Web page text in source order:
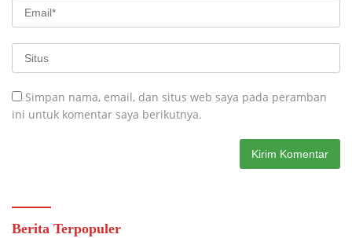
Simpan nama, email, dan situs web saya pada peramban
ini untuk komentar saya berikutnya.
Berita Terpopuler